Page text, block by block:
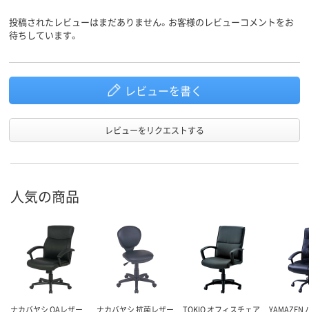
投稿されたレビューはまだありません。お客様のレビューコメントをお
待ちしています。
レビューを書く
レビューをリクエストする
人気の商品
ナカバヤシ OAレザー
ナカバヤシ 抗菌レザー
TOKIO オフィスチェア
YAMAZEN